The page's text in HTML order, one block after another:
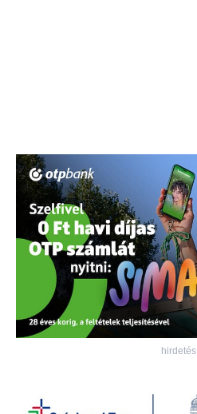
hirdetés